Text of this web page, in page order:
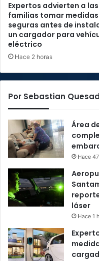
Expertos advierten a las
familias tomar medidas
seguras antes de
un cargador para
eléctrico
Hace 2 horas
Por Sebastian
Área
Hace
láser
Hace 1